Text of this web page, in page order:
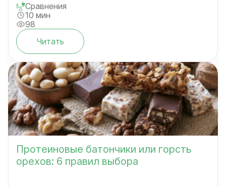
Сравнения
10 мин
98
Читать
Протеиновые батончики или горсть
орехов: 6 правил выбора